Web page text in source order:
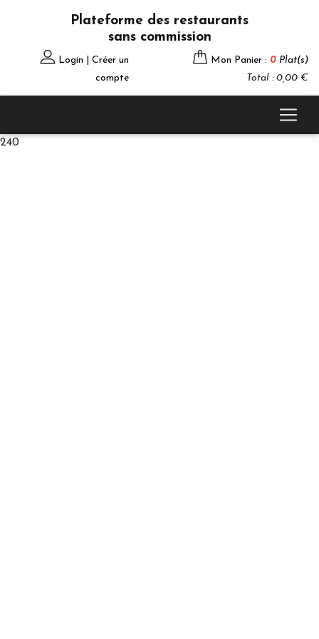
Plateforme des restaurants
sans commission
Login | Créer un
compte
Mon Panier : 0 Plat(s)
Total : 0,00 €
240